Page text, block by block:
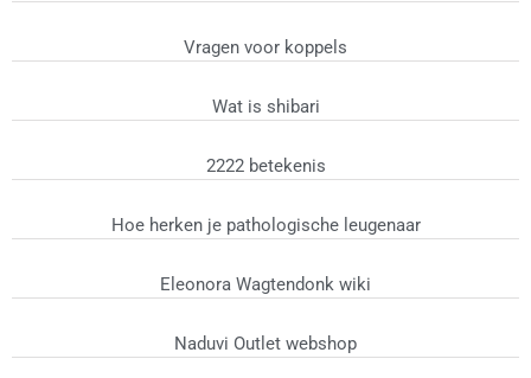
Vragen voor koppels
Wat is shibari
2222 betekenis
Hoe herken je pathologische leugenaar
Eleonora Wagtendonk wiki
Naduvi Outlet webshop